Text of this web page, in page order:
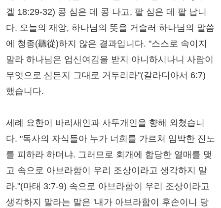
겔 18:29-32) 콩 심은 데 콩 나고, 팥 심은 데 팥 납니
다. 오늘의 재앙, 하나님의 뜻을 거슬러 하나님의 말씀
에 청종(聽從)하지 않은 결과입니다. "스스로 속이지
말라 하나님은 업신여김을 받지 아니하시나니 사람이
무엇으로 심든지 그대로 거두리라"(갈라디아서 6:7)
했습니다.
세례 요한이 바리새인과 사두개인을 향해 외쳤습니
다. "독사의 자식들아 누가 너희를 가르쳐 임박한 진노
를 피하라 하더냐. 그러므로 회개에 합당한 열매를 맺
고 속으로 아브라함이 우리 조상이라고 생각하지 말
라."(마태 3:7-9) 속으로 아브라함이 우리 조상이라고
생각하지 말라는 말은 '내가 아브라함이 후손이니 당